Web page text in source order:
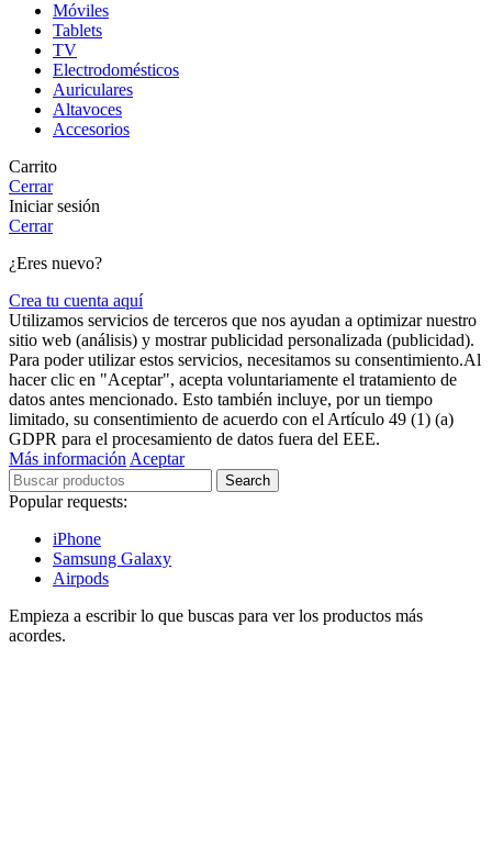
Móviles
Tablets
TV
Electrodomésticos
Auriculares
Altavoces
Accesorios
Carrito
Cerrar
Iniciar sesión
Cerrar
¿Eres nuevo?
Crea tu cuenta aquí
Utilizamos servicios de terceros que nos ayudan a optimizar nuestro
sitio web (análisis) y mostrar publicidad personalizada (publicidad).
Para poder utilizar estos servicios, necesitamos su consentimiento.Al
hacer clic en "Aceptar", acepta voluntariamente el tratamiento de
datos antes mencionado. Esto también incluye, por un tiempo
limitado, su consentimiento de acuerdo con el Artículo 49 (1) (a)
GDPR para el procesamiento de datos fuera del EEE.
Más información Aceptar
Search
Popular requests:
iPhone
Samsung Galaxy
Airpods
Empieza a escribir lo que buscas para ver los productos más
acordes.